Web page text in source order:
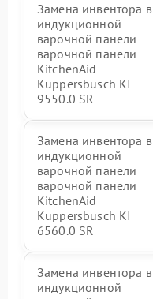
Замена инвентора в
индукционной
варочной панели
варочной панели
KitchenAid
Kuppersbusch KI
9550.0 SR
Замена инвентора в
индукционной
варочной панели
варочной панели
KitchenAid
Kuppersbusch KI
6560.0 SR
Замена инвентора в
индукционной